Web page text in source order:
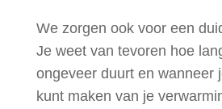
We zorgen ook voor een
Je weet van tevoren hoe
ongeveer duurt en wanneer
kunt maken van je